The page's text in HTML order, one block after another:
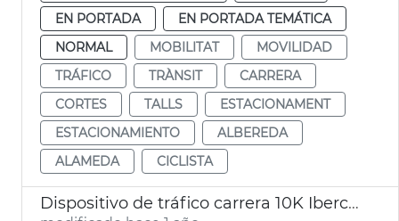
EN PORTADA
EN PORTADA TEMÁTICA
NORMAL
MOBILITAT
MOVILIDAD
TRÁFICO
TRÀNSIT
CARRERA
CORTES
TALLS
ESTACIONAMENT
ESTACIONAMIENTO
ALBEREDA
ALAMEDA
CICLISTA
Dispositivo de tráfico carrera 10K Ibercaja